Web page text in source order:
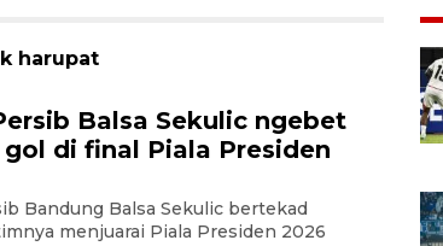
harupat
Balsa Sekulic ngebet
di final Piala Presiden
Bandung Balsa Sekulic bertekad
menjuarai Piala Presiden 2026